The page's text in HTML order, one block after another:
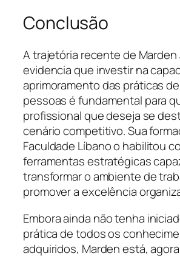
Conclusão
A trajetória recente de Marden
evidencia que investir na
aprimoramento das práticas
pessoas é fundamental para
profissional que deseja se
cenário competitivo. Sua
Faculdade Líbano o habilitou
ferramentas estratégicas
transformar o ambiente de
promover a excelência
Embora ainda não tenha
prática de todos os
adquiridos, Marden está,